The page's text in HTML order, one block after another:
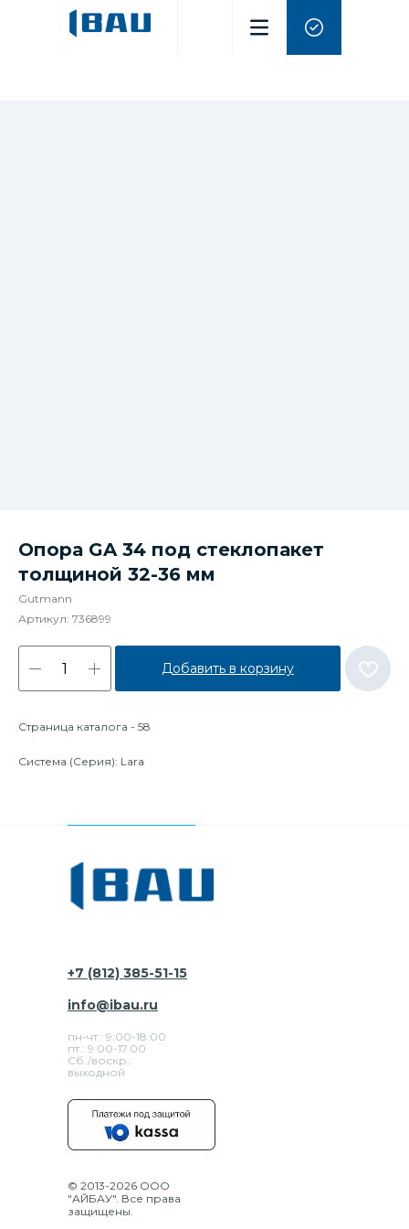
Опора GA 34 под стеклопакет
толщиной 32-36 мм
Gutmann
Артикул: 736899
Добавить в корзину
Страница каталога - 58
Система (Серия): Lara
+7 (812) 385-51-15
пн-чт.: 9:00-18:00
пт.: 9.00-17.00
Сб./воскр.:
выходной
info@ibau.ru
© 2013-2026 ООО
"АЙБАУ". Все права
защищены.